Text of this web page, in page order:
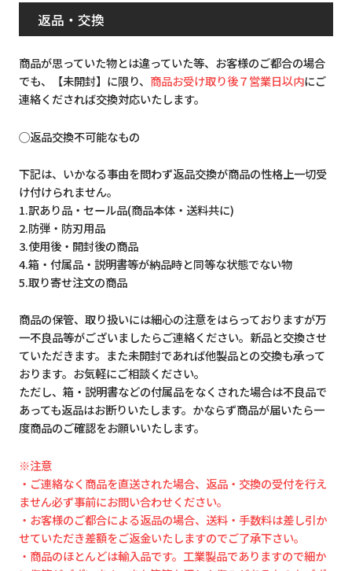
返品・交換
商品が思っていた物とは違っていた等、お客様のご都合の場合
でも、【未開封】に限り、 商品お受け取り後７営業日以内にご
連絡くだされば交換対応いたします。
◯返品交換不可能なもの
下記は、いかなる事由を問わず返品交換が商品の性格上一切受
け付けられません。
1.訳あり品・セール品(商品本体・送料共に)
2.防弾・防刃用品
3.使用後・開封後の商品
4.箱・付属品・説明書等が納品時と同等な状態でない物
5.取り寄せ注文の商品
商品の保管、取り扱いには細心の注意をはらっておりますが万
一不良品等がございましたらご連絡ください。新品と交換させ
ていただきます。また未開封であれば他製品との交換も承って
おります。お気軽にご相談ください。
ただし、箱・説明書などの付属品をなくされた場合は不良品で
あっても返品はお断りいたします。かならず商品が届いたら一
度商品のご確認をお願いいたします。
※注意
・ご連絡なく商品を直送された場合、返品・交換の受付を行え
ません必ず事前にお問い合わせください。
・お客様のご都合による返品の場合、送料・手数料は差し引か
せていただき差額をご返金いたしますのでご了承下さい。
・商品のほとんどは輸入品です。工業製品でありますので細か